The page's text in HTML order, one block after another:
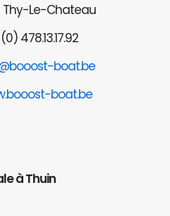
Thy-Le-Chateau
478.13.17.92
boat.be
boat.be
à Thuin